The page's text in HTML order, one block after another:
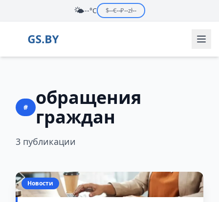
🌤️--°C $--€--₽--zł--
#
обращения
граждан
3 публикации
Новости